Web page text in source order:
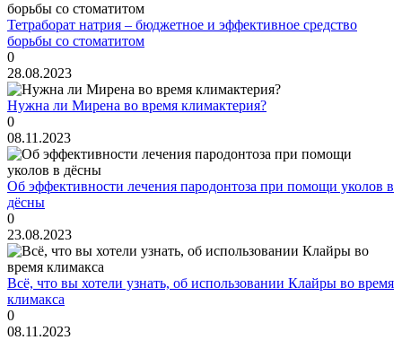
Тетраборат натрия – бюджетное и эффективное средство
борьбы со стоматитом
0
28.08.2023
Нужна ли Мирена во время климактерия?
0
08.11.2023
Об эффективности лечения пародонтоза при помощи уколов в
дёсны
0
23.08.2023
Всё, что вы хотели узнать, об использовании Клайры во время
климакса
0
08.11.2023